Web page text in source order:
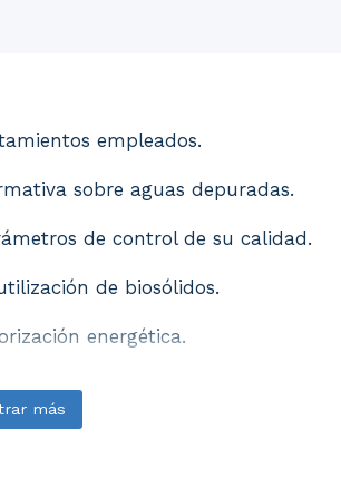
empleados. 2.
empleados.
sobre aguas depuradas.
de control de su calidad.
de biosólidos.
energética.
más